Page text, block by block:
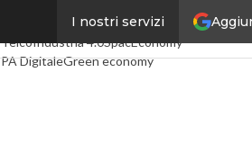
I nostri servizi
Ultimi articoli Digital Economy
TelcoIndustria 4.0SpacEconomy
PA DigitaleGreen economy